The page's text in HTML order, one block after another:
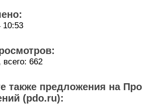
10:53
всего: 662
также предложения на
(pdo.ru):